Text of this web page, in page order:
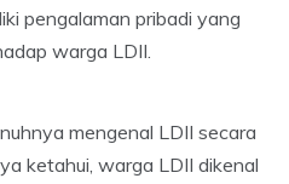
pengalaman pribadi yang
warga LDII.
mengenal LDII secara
ketahui, warga LDII dikenal